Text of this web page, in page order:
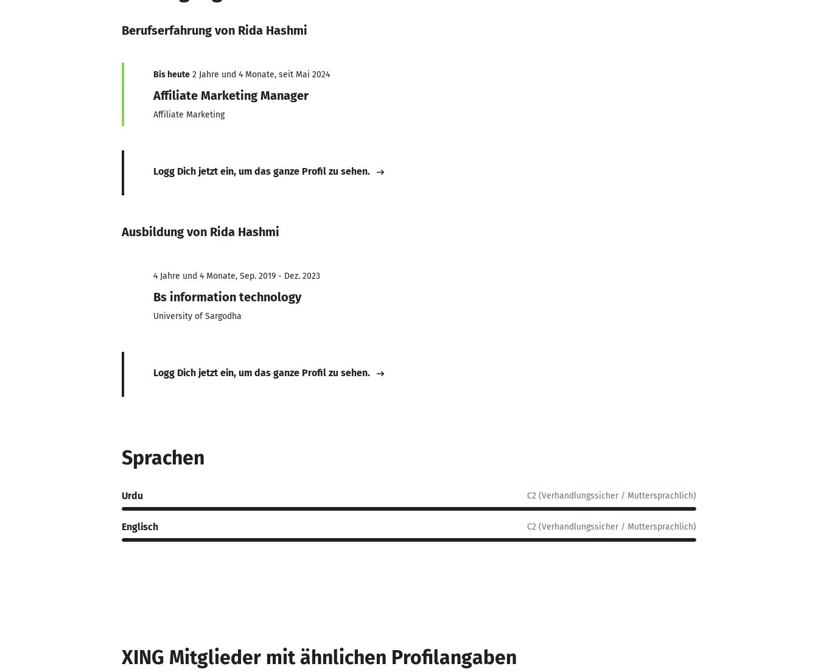
Berufserfahrung von Rida Hashmi
Bis heute 2 Jahre und 4 Monate, seit Mai 2024
Affiliate Marketing Manager
Affiliate Marketing
Logg Dich jetzt ein, um das ganze Profil zu sehen.
Ausbildung von Rida Hashmi
4 Jahre und 4 Monate, Sep. 2019 - Dez. 2023
Bs information technology
University of Sargodha
Logg Dich jetzt ein, um das ganze Profil zu sehen.
Sprachen
Urdu C2 (Verhandlungssicher / Muttersprachlich)
Englisch C2 (Verhandlungssicher / Muttersprachlich)
XING Mitglieder mit ähnlichen Profilangaben